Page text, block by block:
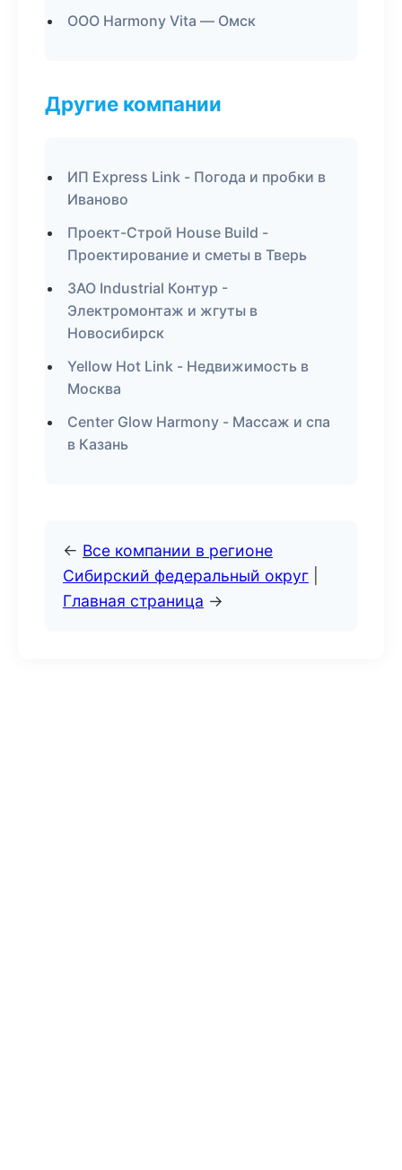
ООО Harmony Vita — Омск
Другие компании
ИП Express Link - Погода и пробки в
Иваново
Проект-Строй House Build -
Проектирование и сметы в Тверь
ЗАО Industrial Контур -
Электромонтаж и жгуты в
Новосибирск
Yellow Hot Link - Недвижимость в
Москва
Center Glow Harmony - Массаж и спа
в Казань
← Все компании в регионе
Сибирский федеральный округ
Главная страница →